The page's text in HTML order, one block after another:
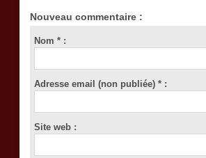
Nouveau commentaire :
Nom * :
Adresse email (non publiée) * :
Site web :